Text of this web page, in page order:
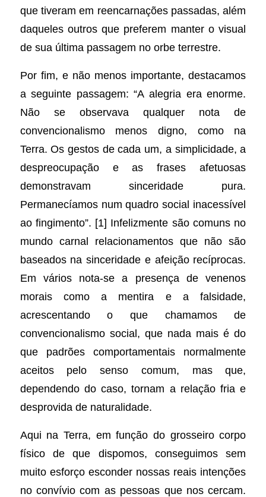
que tiveram em reencarnações passadas, além
daqueles outros que preferem manter o visual
de sua última passagem no orbe terrestre.
Por fim, e não menos importante, destacamos
a seguinte passagem: “A alegria era enorme.
Não se observava qualquer nota de
convencionalismo menos digno, como na
Terra. Os gestos de cada um, a simplicidade, a
despreocupação e as frases afetuosas
demonstravam sinceridade pura.
Permanecíamos num quadro social inacessível
ao fingimento”. [1] Infelizmente são comuns no
mundo carnal relacionamentos que não são
baseados na sinceridade e afeição recíprocas.
Em vários nota-se a presença de venenos
morais como a mentira e a falsidade,
acrescentando o que chamamos de
convencionalismo social, que nada mais é do
que padrões comportamentais normalmente
aceitos pelo senso comum, mas que,
dependendo do caso, tornam a relação fria e
desprovida de naturalidade.
Aqui na Terra, em função do grosseiro corpo
físico de que dispomos, conseguimos sem
muito esforço esconder nossas reais intenções
no convívio com as pessoas que nos cercam.